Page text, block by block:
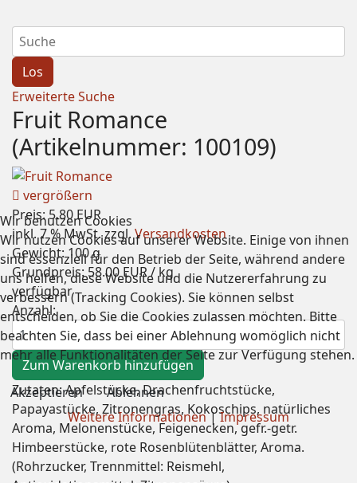
Erweiterte Suche
Fruit Romance
(Artikelnummer: 100109)
vergrößern
Preis:5.80 EUR
inkl. 7 % MwSt. zzgl.Versandkosten
Gewicht:100 g
Grundpreis:58.00 EUR/ kg
verfügbar
Anzahl:
Zutaten: Apfelstücke, Drachenfruchtstücke,
Papayastücke, Zitronengras, Kokoschips, natürliches
Aroma, Melonenstücke, Feigenecken, gefr.-getr.
Himbeerstücke, rote Rosenblütenblätter, Aroma.
(Rohrzucker, Trennmittel: Reismehl,
Wir benutzen Cookies
Wir nutzen Cookies auf unserer Website. Einige von ihnen
sind essenziell für den Betrieb der Seite, während andere
uns helfen, diese Website und die Nutzererfahrung zu
verbessern (Tracking Cookies). Sie können selbst
entscheiden, ob Sie die Cookies zulassen möchten. Bitte
beachten Sie, dass bei einer Ablehnung womöglich nicht
mehr alle Funktionalitäten der Seite zur Verfügung stehen.
Akzeptieren
Ablehnen
Weitere Informationen|Impressum